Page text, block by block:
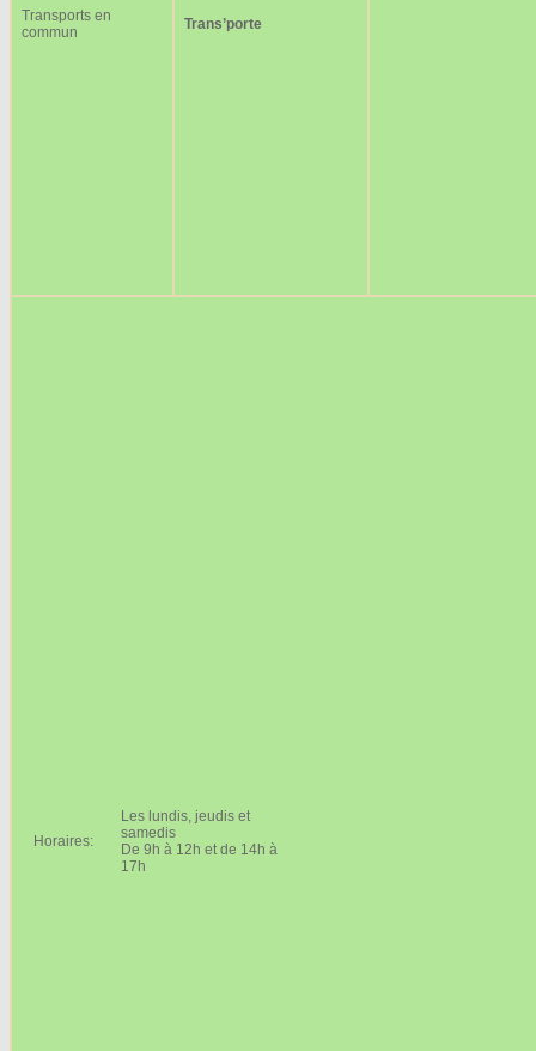
Transports en
commun
Trans’porte
Horaires:
Les lundis, jeudis et
samedis
De 9h à 12h et de 14h à
17h